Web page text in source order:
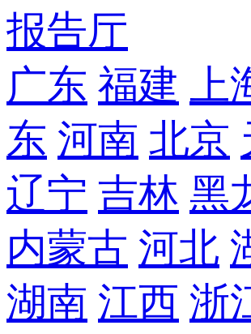
报告厅
广东 福建 上
东 河南 北京
辽宁 吉林 黑
内蒙古 河北
湖南 江西 浙